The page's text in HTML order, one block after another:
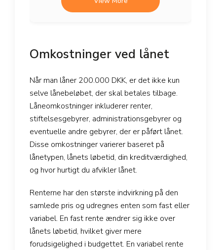
Omkostninger ved lånet
Når man låner 200.000 DKK, er det ikke kun
selve lånebeløbet, der skal betales tilbage.
Låneomkostninger inkluderer renter,
stiftelsesgebyrer, administrationsgebyrer og
eventuelle andre gebyrer, der er påført lånet.
Disse omkostninger varierer baseret på
lånetypen, lånets løbetid, din kreditværdighed,
og hvor hurtigt du afvikler lånet.
Renterne har den største indvirkning på den
samlede pris og udregnes enten som fast eller
variabel. En fast rente ændrer sig ikke over
lånets løbetid, hvilket giver mere
forudsigelighed i budgettet. En variabel rente